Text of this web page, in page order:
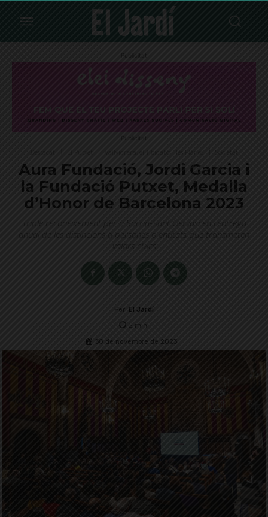
Publicitat
Publicitat
Aura Fundació, Jordi Garcia i
la Fundació Putxet, Medalla
d’Honor de Barcelona 2023
Triple reconeixement per a Sarrià-Sant Gervasi en l'entrega
anual de les distincions a persones o entitats que transmeten
valors cívics
Per El Jardí
2 min.
30 de novembre de 2023